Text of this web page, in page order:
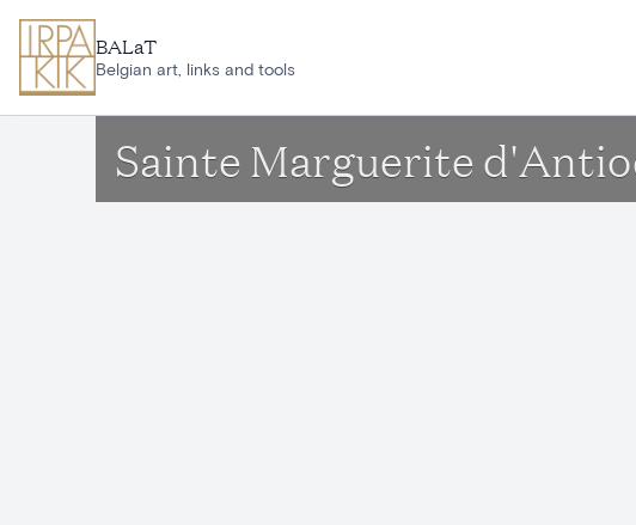
BALaT
Belgian art, links and tools
Sainte Marguerite